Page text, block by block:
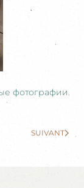
фотографии.
SUIVANT